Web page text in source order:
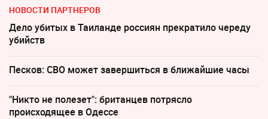
НОВОСТИ ПАРТНЕРОВ
Дело убитых в Таиланде россиян прекратило череду
убийств
Песков: СВО может завершиться в ближайшие часы
"Никто не полезет": британцев потрясло
происходящее в Одессе